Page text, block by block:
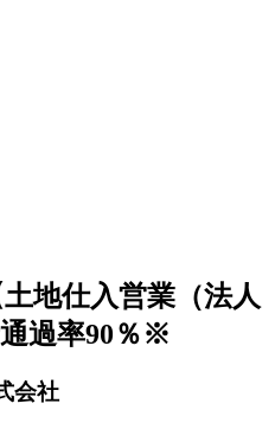
地仕入営業（法人
過率90％※
会社